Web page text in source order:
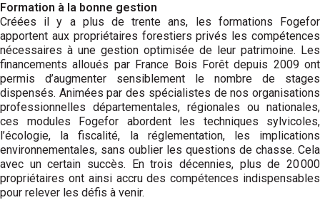
Formation à la bonne gestion
Créées il y a plus de trente ans, les formations Fogefor
apportent aux propriétaires forestiers privés les compétences
nécessaires à une gestion optimisée de leur patrimoine. Les
financements alloués par France Bois Forêt depuis 2009 ont
permis d’augmenter sensiblement le nombre de stages
dispensés. Animées par des spécialistes de nos organisations
professionnelles départementales, régionales ou nationales,
ces modules Fogefor abordent les techniques sylvicoles,
l’écologie, la fiscalité, la réglementation, les implications
environnementales, sans oublier les questions de chasse. Cela
avec un certain succès. En trois décennies, plus de 20 000
propriétaires ont ainsi accru des compétences indispensables
pour relever les défis à venir.